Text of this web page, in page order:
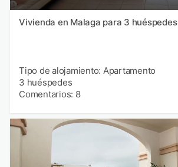
Vivienda en Malaga para 3 huéspedes
Tipo de alojamiento: Apartamento
3 huéspedes
Comentarios: 8